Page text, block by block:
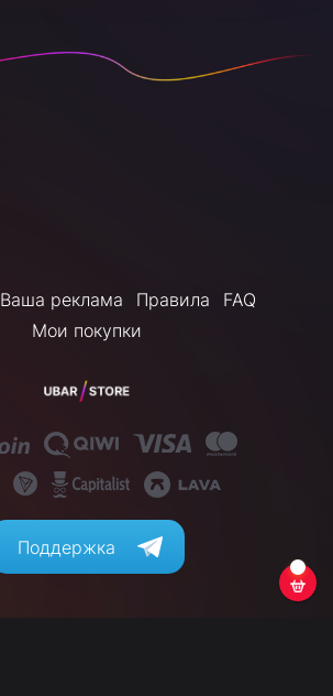
Ваша реклама Правила
FAQ
Мои покупки
Поддержка